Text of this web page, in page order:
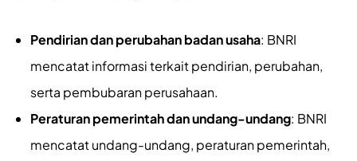
Pendirian dan perubahan badan usaha: BNRI
mencatat informasi terkait pendirian, perubahan,
serta pembubaran perusahaan.
Peraturan pemerintah dan undang-undang: BNRI
mencatat undang-undang, peraturan pemerintah,